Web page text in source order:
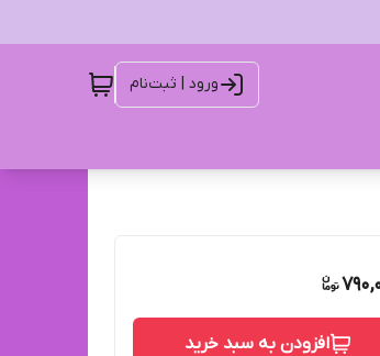
ورود | ثبت‌نام
افزودن به سبد خرید